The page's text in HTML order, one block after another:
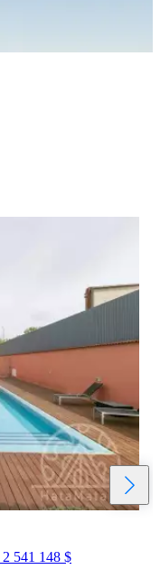
2 541 148 $